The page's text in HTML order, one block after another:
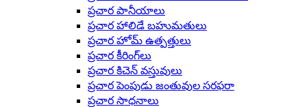
ప్రచార పానీయాలు
ప్రచార హాలిడే బహుమతులు
ప్రచార హోమ్ ఉత్పత్తులు
ప్రచార కీరింగ్‌లు
ప్రచార కిచెన్ వస్తువులు
ప్రచార పెంపుడు జంతువుల సరఫరా
ప్రచార సాధనాలు